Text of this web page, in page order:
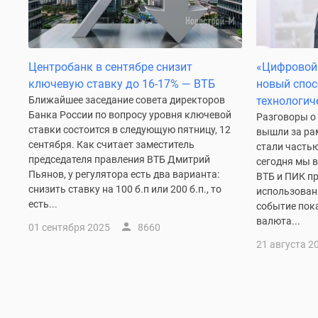
Рассрочка
Траншевая
Коттеджные
поселки
Новой
Москве
Готовые
коттеджные
поселки
Строящиеся
поселки
Центробанк в сентябре снизит
ключевую ставку до 16-17% — ВТБ
Ближайшее заседание совета директоров
Банка России по вопросу уровня ключевой
ставки состоится в следующую пятницу, 12
сентября. Как считает заместитель
председателя правления ВТБ Дмитрий
Пьянов, у регулятора есть два варианта:
снизить ставку на 100 б.п или 200 б.п., то
есть...
01 сентября 2025 8660
«Цифровой
новый
Разговоры
вышли за
стали
сегодня мы
ВТБ и ПИК
событие
валюта...
21 августа